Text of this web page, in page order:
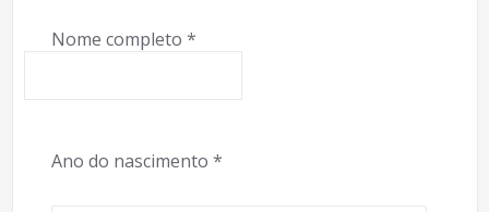
Nome completo *
Ano do nascimento *